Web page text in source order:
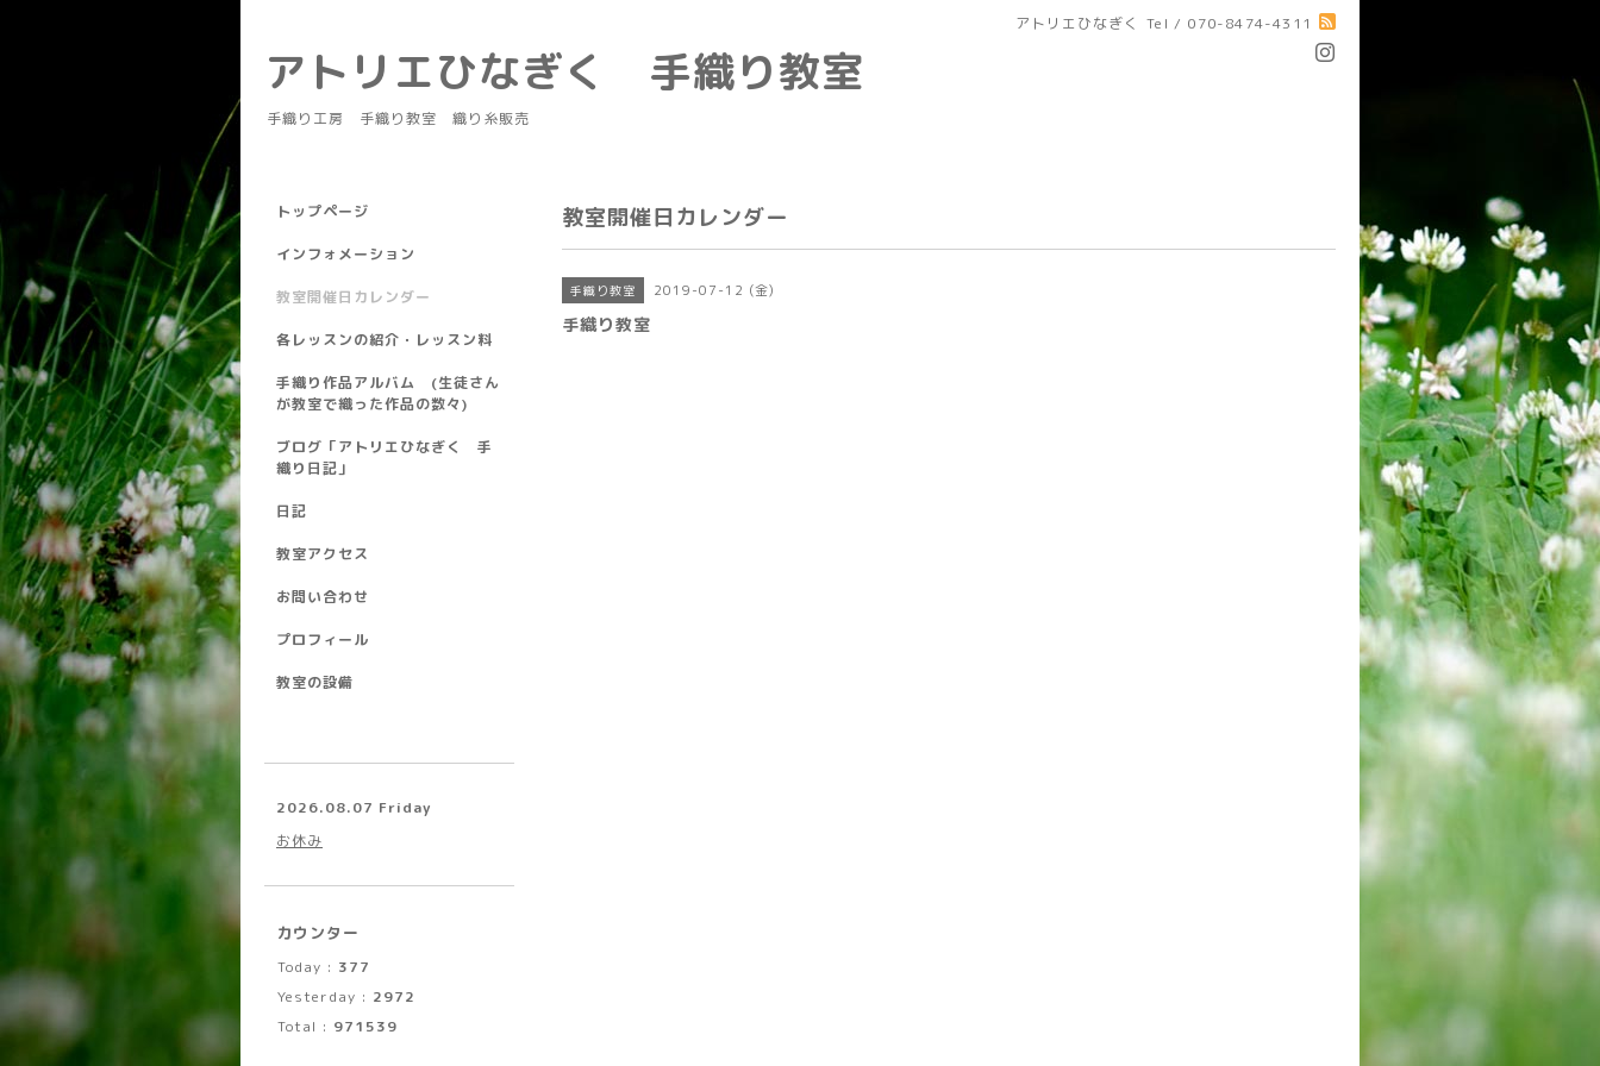
アトリエひなぎく Tel / 070-8474-4311
アトリエひなぎく 手織り教室
手織り工房 手織り教室 織り糸販売
教室開催日カレンダー
手織り教室 2019-07-12 (金)
手織り教室
トップページ
インフォメーション
教室開催日カレンダー
各レッスンの紹介・レッスン料
手織り作品アルバム (生徒さん
が教室で織った作品の数々)
ブログ「アトリエひなぎく 手
織り日記」
日記
教室アクセス
お問い合わせ
プロフィール
教室の設備
2026.08.07 Friday
お休み
カウンター
Today : 377
Yesterday : 2972
Total : 971539